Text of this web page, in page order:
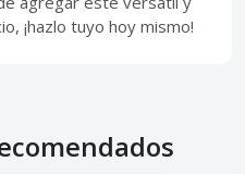
¡hazlo tuyo hoy mismo!